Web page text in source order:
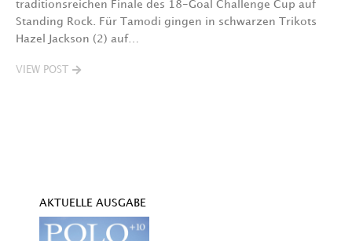
traditionsreichen Finale des 18-Goal Challenge Cup auf
Standing Rock. Für Tamodi gingen in schwarzen Trikots
Hazel Jackson (2) auf…
VIEW POST
AKTUELLE AUSGABE